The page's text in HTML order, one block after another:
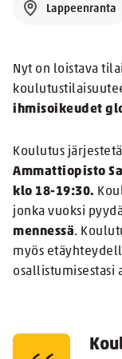
Lappeenranta
Nyt on loistava
ihmisoikeudet
Koulutus
Ammattiopisto
klo 18-19:30.
jonka vuoksi
mennessä.
myös
osallistumisestasi